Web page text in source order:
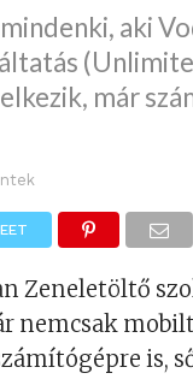
aki
már
Zeneletöltő
nemcsak
is,